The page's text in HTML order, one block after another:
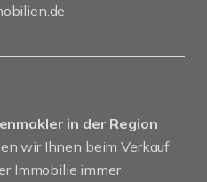
in der Region
wir Ihnen beim Verkauf
Immobilie immer